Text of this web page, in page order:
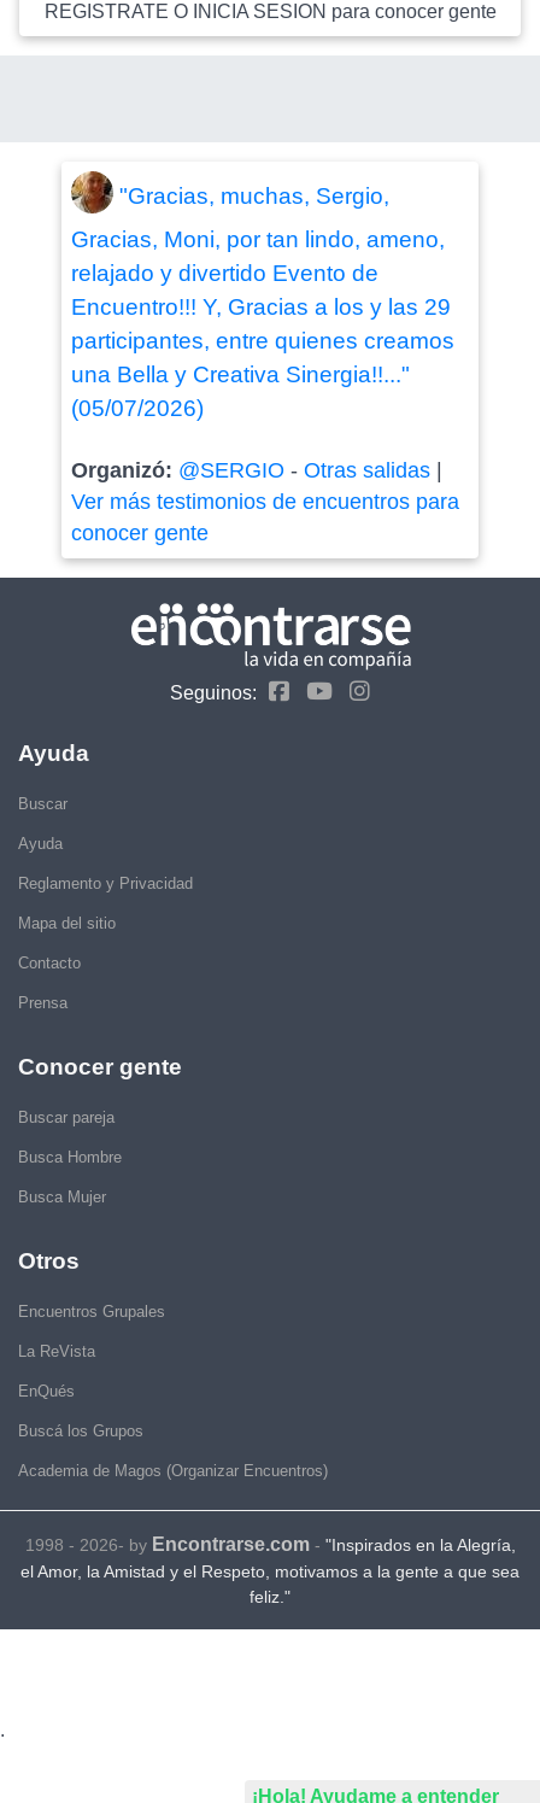
¡Hola! Ayudame a entender
REGISTRATE O INICIA SESION para conocer gente
"Gracias, muchas, Sergio,
Gracias, Moni, por tan lindo, ameno,
relajado y divertido Evento de
Encuentro!!! Y, Gracias a los y las 29
participantes, entre quienes creamos
una Bella y Creativa Sinergia!!..."
(05/07/2026)
Organizó: @SERGIO - Otras salidas|
Ver más testimonios de encuentros para
conocer gente
Seguinos:
Ayuda
Buscar
Ayuda
Reglamento y Privacidad
Mapa del sitio
Contacto
Prensa
Conocer gente
Buscar pareja
Busca Hombre
Busca Mujer
Otros
Encuentros Grupales
La ReVista
EnQués
Buscá los Grupos
Academia de Magos (Organizar Encuentros)
1998 - 2026- by Encontrarse.com- "Inspirados en la Alegría,
el Amor, la Amistad y el Respeto, motivamos a la gente a que sea
feliz."
.